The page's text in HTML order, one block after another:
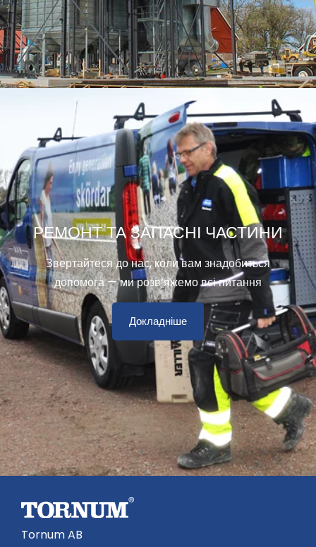
РЕМОНТ ТА ЗАПАСНІ ЧАСТИНИ
Звертайтеся до нас, коли вам знадобиться
допомога — ми розв’яжемо всі питання
Докладніше
Tornum AB